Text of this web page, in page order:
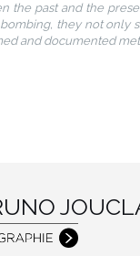
the past and the
they not only
and documented